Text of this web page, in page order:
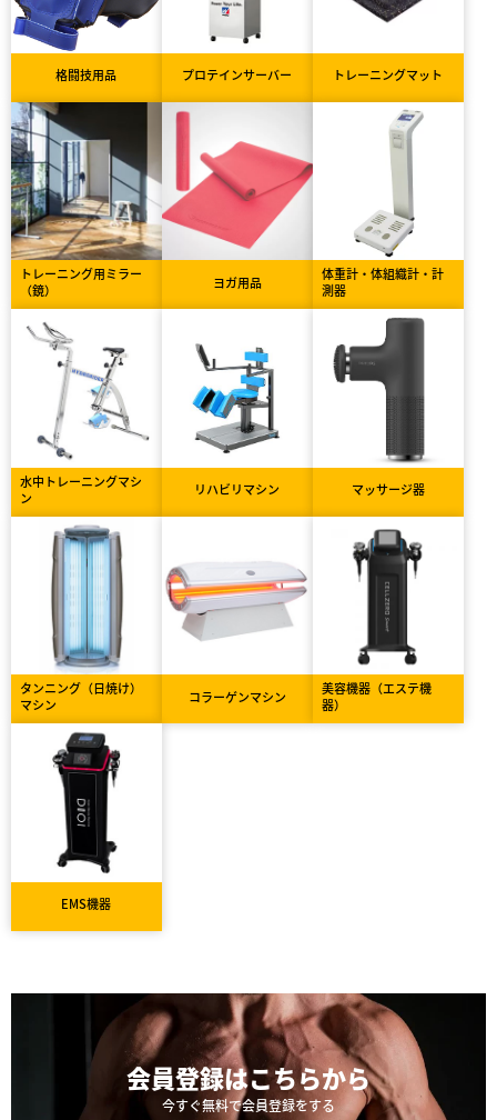
格闘技用品 プロテインサーバー トレーニングマット
トレーニング用ミラー
（鏡）
ヨガ用品
体重計・体組織計・計
測器
水中トレーニングマシ
ン
リハビリマシン マッサージ器
タンニング（日焼け）
マシン
コラーゲンマシン
美容機器（エステ機
器）
EMS機器
会員登録はこちらから
今すぐ無料で会員登録をする